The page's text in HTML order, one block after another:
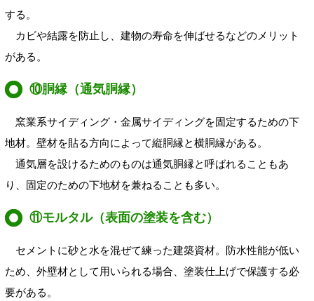
する。
カビや結露を防止し、建物の寿命を伸ばせるなどのメリット
がある。
⑩胴縁（通気胴縁）
窯業系サイディング・金属サイディングを固定するための下
地材。壁材を貼る方向によって縦胴縁と横胴縁がある。
通気層を設けるためのものは通気胴縁と呼ばれることもあ
り、固定のための下地材を兼ねることも多い。
⑪モルタル（表面の塗装を含む）
セメントに砂と水を混ぜて練った建築資材。防水性能が低い
ため、外壁材として用いられる場合、塗装仕上げで保護する必
要がある。